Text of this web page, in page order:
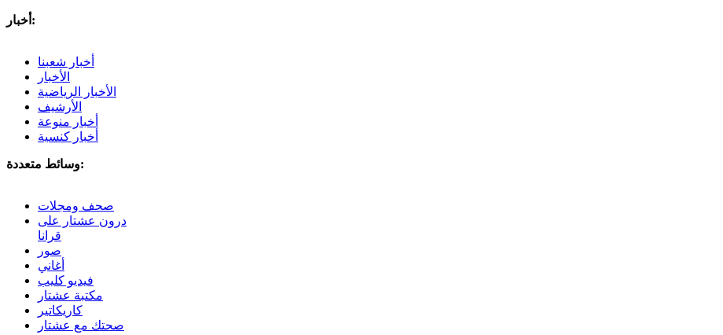
أخبار:
أخبار شعبنا
الأخبار
الأخبار الرياضية
الأرشيف
أخبار منوعة
أخبار كنسية
وسائط متعددة:
صحف ومجلات
درون عشتار على
قرانا
صور
أغاني
فيديو كليب
مكتبة عشتار
كاريكاتير
صحتك مع عشتار